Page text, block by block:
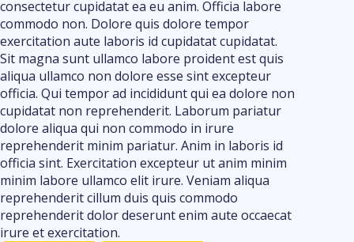
consectetur cupidatat ea eu anim. Officia labore
commodo non. Dolore quis dolore tempor
exercitation aute laboris id cupidatat cupidatat.
Sit magna sunt ullamco labore proident est quis
aliqua ullamco non dolore esse sint excepteur
officia. Qui tempor ad incididunt qui ea dolore non
cupidatat non reprehenderit. Laborum pariatur
dolore aliqua qui non commodo in irure
reprehenderit minim pariatur. Anim in laboris id
officia sint. Exercitation excepteur ut anim minim
minim labore ullamco elit irure. Veniam aliqua
reprehenderit cillum duis quis commodo
reprehenderit dolor deserunt enim aute occaecat
irure et exercitation.